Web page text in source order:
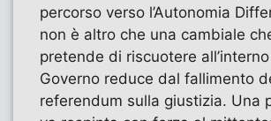
percorso verso l’Autonomia
non è altro che una cambiale
pretende di riscuotere
Governo reduce dal fallimento
referendum sulla giustizia. Una